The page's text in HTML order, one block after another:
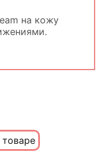
на кожу